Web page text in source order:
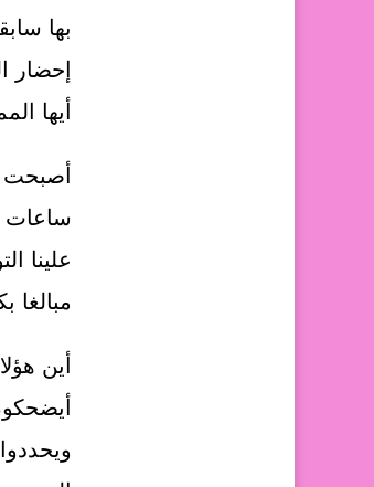
بها
إحضار
أيها
أصبحت
علينا
أين